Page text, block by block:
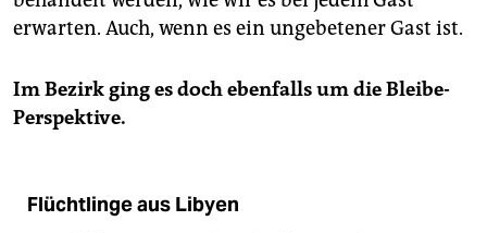
erwarten. Auch, wenn es ein ungebetener Gast ist.
Im Bezirk ging es doch ebenfalls um die Bleibe-
Perspektive.
Flüchtlinge aus Libyen